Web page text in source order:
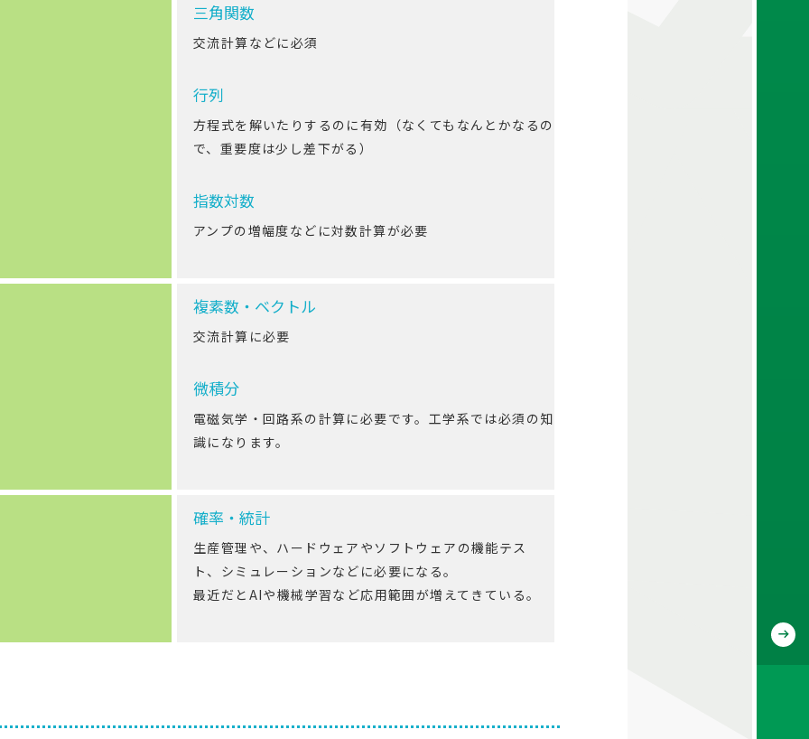
三角関数
交流計算などに必須
行列
方程式を解いたりするのに有効（なくてもなんとかなるの
で、重要度は少し差下がる）
指数対数
アンプの増幅度などに対数計算が必要
複素数・ベクトル
交流計算に必要
微積分
電磁気学・回路系の計算に必要です。工学系では必須の知
識になります。
確率・統計
生産管理や、ハードウェアやソフトウェアの機能テス
ト、シミュレーションなどに必要になる。
最近だとAIや機械学習など応用範囲が増えてきている。